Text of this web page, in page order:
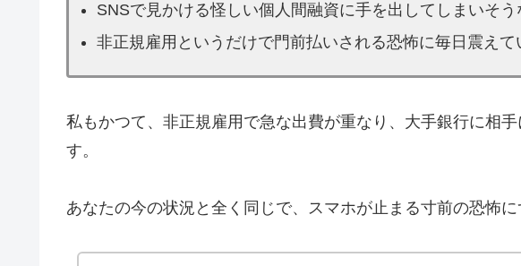
SNSで見かける怪しい個人間融資に手を出してしまいそ
非正規雇用というだけで門前払いされる恐怖に毎日震えて
私もかつて、非正規雇用で急な出費が重なり、大手銀行に相
す。
あなたの今の状況と全く同じで、スマホが止まる寸前の恐怖に